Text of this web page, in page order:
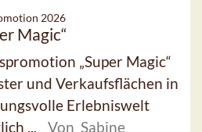
2026
Magic“
„Super Magic“
und Verkaufsflächen in
Erlebniswelt
...
Von Sabine